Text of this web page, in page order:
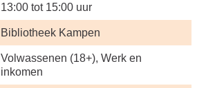
13:00 tot 15:00 uur
Bibliotheek Kampen
Volwassenen (18+), Werk en
inkomen